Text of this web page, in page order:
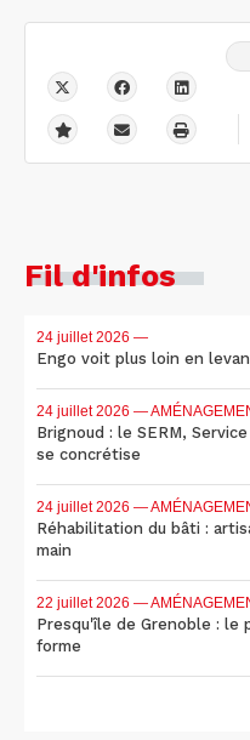
Fil d'infos
24 juillet 2026 —
Engo voit plus loin en
24 juillet 2026 —
Brignoud : le SERM,
se concrétise
24 juillet 2026 —
Réhabilitation du bâti :
main
22 juillet 2026 —
Presqu'île de Grenoble : le
forme